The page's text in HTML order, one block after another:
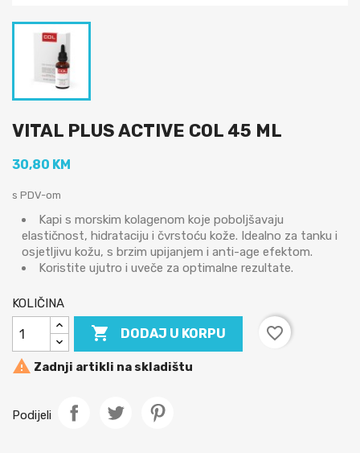
VITAL PLUS ACTIVE COL 45 ML
30,80 KM
s PDV-om
Kapi s morskim kolagenom koje poboljšavaju
elastičnost, hidrataciju i čvrstoću kože. Idealno za tanku i
osjetljivu kožu, s brzim upijanjem i anti-age efektom.
Koristite ujutro i uveče za optimalne rezultate.
KOLIČINA
 DODAJ U KORPU
favorite_border
 Zadnji artikli na skladištu
Podijeli